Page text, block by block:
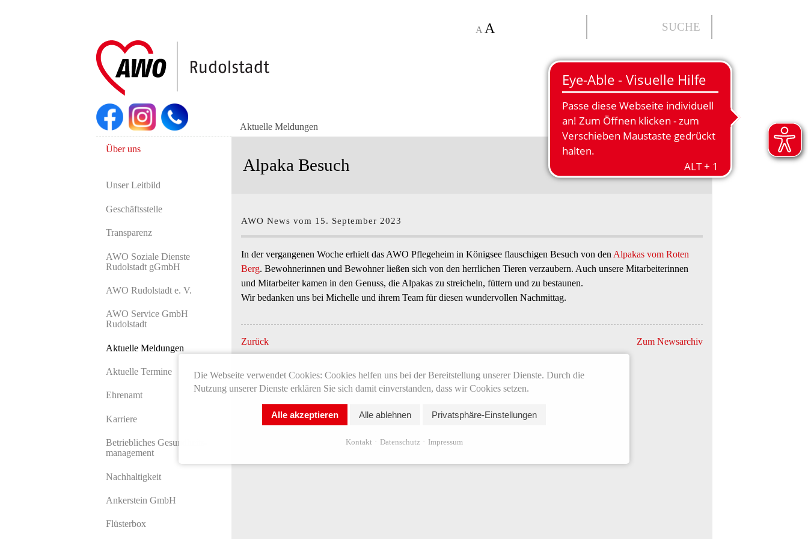
A A
ÜBER UNS
Aktuelle Meldungen
Alpaka Besuch
AWO News vom 15. September 2023
In der vergangenen Woche erhielt das AWO Pflegeheim in Königsee flauschigen Besuch von den Alpakas vom Roten
Berg. Bewohnerinnen und Bewohner ließen sich von den herrlichen Tieren verzaubern. Auch unsere Mitarbeiterinnen
und Mitarbeiter kamen in den Genuss, die Alpakas zu streicheln, füttern und zu bestaunen.
Wir bedanken uns bei Michelle und ihrem Team für diesen wundervollen Nachmittag.
Zurück Zum Newsarchiv
Navigation
Über uns
Unser Leitbild
Geschäftsstelle
Transparenz
AWO Soziale Dienste
Rudolstadt gGmbH
AWO Rudolstadt e. V.
AWO Service GmbH
Rudolstadt
Aktuelle Meldungen
Aktuelle Termine
Ehrenamt
Karriere
Betriebliches Gesundheits­
manage­ment
Nachhaltigkeit
Ankerstein GmbH
Flüsterbox
Die Webseite verwendet Cookies: Cookies helfen uns bei der Bereitstellung unserer Dienste. Durch die
Nutzung unserer Dienste erklären Sie sich damit einverstanden, dass wir Cookies setzen.
Alle akzeptieren Alle ablehnen Privatsphäre-Einstellungen
Kontakt Datenschutz Impressum